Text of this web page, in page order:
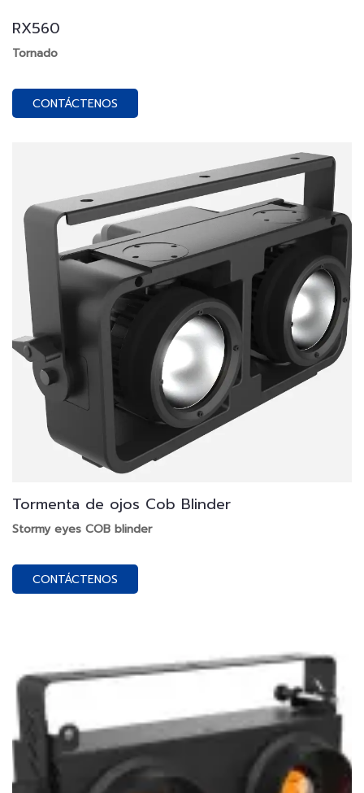
RX560
Tornado
CONTÁCTENOS
Tormenta de ojos Cob Blinder
Stormy eyes COB blinder
CONTÁCTENOS